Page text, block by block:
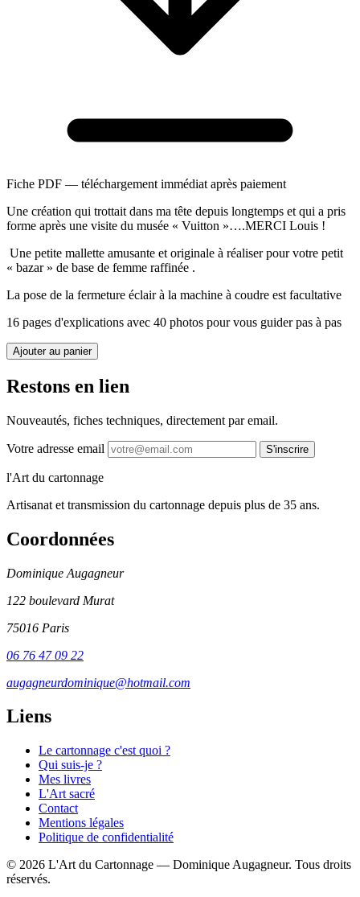
Fiche PDF — téléchargement immédiat après paiement
Une création qui trottait dans ma tête depuis longtemps et qui a pris
forme après une visite du musée « Vuitton »….MERCI Louis !
Une petite mallette amusante et originale à réaliser pour votre petit
« bazar » de base de femme raffinée .
La pose de la fermeture éclair à la machine à coudre est facultative
16 pages d'explications avec 40 photos pour vous guider pas à pas
Ajouter au panier
Restons en lien
Nouveautés, fiches techniques, directement par email.
Votre adresse email S'inscrire
l'Art du cartonnage
Artisanat et transmission du cartonnage depuis plus de 35 ans.
Coordonnées
Dominique Augagneur
122 boulevard Murat
75016 Paris
06 76 47 09 22
augagneurdominique@hotmail.com
Liens
Le cartonnage c'est quoi ?
Qui suis-je ?
Mes livres
L'Art sacré
Contact
Mentions légales
Politique de confidentialité
© 2026 L'Art du Cartonnage — Dominique Augagneur. Tous droits
réservés.